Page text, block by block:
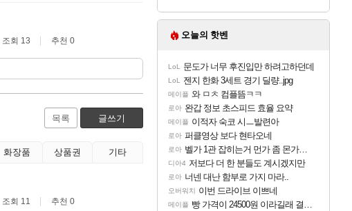
조회 13 추천 0
목록 글쓰기
화장품 상품권 기타
조회 11 추천 0
오늘의 핫벤
LoL 문도가 너무 후진입만 하려고하던데
LoL 젠지 한화 3세트 경기 딜량..jpg
메이플 와 ㅁㅊ 컴플뜸ㅋㅋ
로아 완갑 정보 초스피드 효율 요약
메이플 이적자 숙코 시ㅡ발련아
로아 퍼클영상 보다 현타오네
로아 벨가 1관 잡히는거 먼가 좀 몬가몬가네..
디아4 저보다 더 한 분들도 계시겠지만
로아 너넨 대난 함부로 가지 마라..
오버워치 이번 드라이브 이쁘네
메이플 빵 가격이 24500원 이라길래 결제 취소하고 나왔다